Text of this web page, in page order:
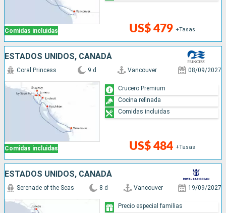
Comidas incluidas US$ 479 +Tasas
ESTADOS UNIDOS, CANADÁ
Comidas incluidas
Coral Princess 9 d Vancouver 08/09/2027
US$ 484 +Tasas
Crucero Premium
Cocina refinada
Comidas incluidas
ESTADOS UNIDOS, CANADÁ
Serenade of the Seas 8 d Vancouver 19/09/2027
Precio especial familias